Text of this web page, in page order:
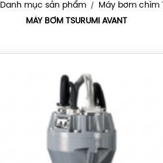
Danh mục sản phẩm /
Máy bơm chìm
MÁY BƠM TSURUMI AVANT